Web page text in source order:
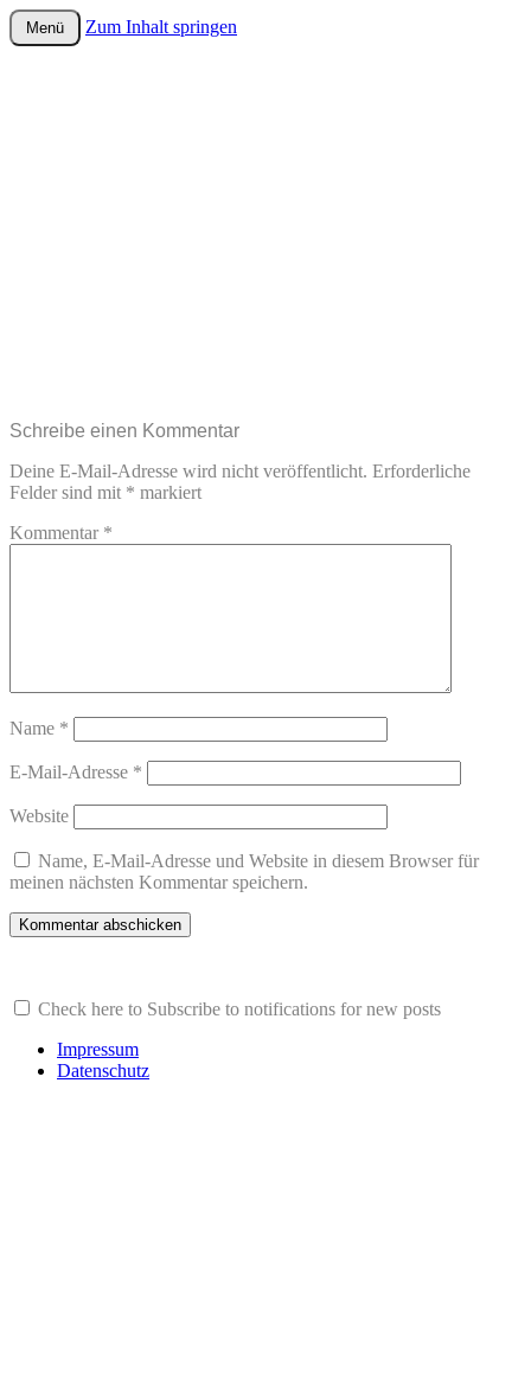
wurster-cartoon-blog.de
Menü Zum Inhalt springen
Schreibe einen Kommentar
Deine E-Mail-Adresse wird nicht veröffentlicht. Erforderliche
Felder sind mit * markiert
Kommentar *
Name *
E-Mail-Adresse *
Website
Name, E-Mail-Adresse und Website in diesem Browser für
meinen nächsten Kommentar speichern.
Check here to Subscribe to notifications for new posts
Impressum
Datenschutz